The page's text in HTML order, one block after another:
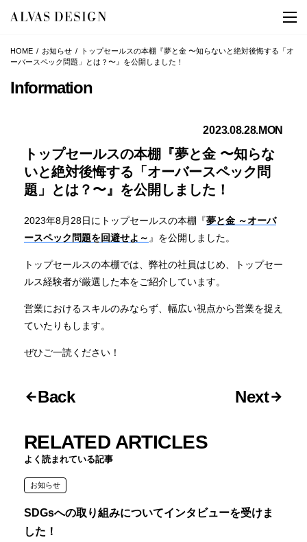
HOME お知らせ
トップセールスの本棚『夢と金 〜知らないと絶対後悔する「オ
ーバースペック問題」とは？〜』を公開しました！
Information
2023.08.28.MON
トップセールスの本棚『夢と金 〜知らな
いと絶対後悔する「オーバースペック問
題」とは？〜』を公開しました！
2023年8月28日にトップセールスの本棚『夢と金 ～オーバ
ースペック問題を回避せよ～ 』を公開しました。
トップセールスの本棚では、弊社の社員はじめ、トップセー
ルス経験者が厳選した本をご紹介しています。
営業におけるスキルのみならず、幅広い視点から営業を捉え
ていたりもします。
ぜひご一読ください！
Back Next
RELATED ARTICLES
よく読まれている記事
SDGsへの取り組みについてインタビューを受けま
した！
お知らせ